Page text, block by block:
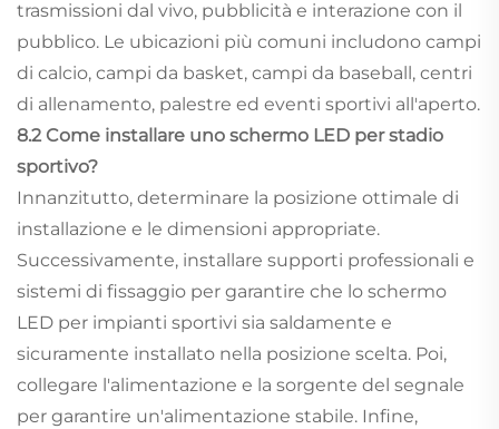
trasmissioni dal vivo, pubblicità e interazione con il
pubblico. Le ubicazioni più comuni includono campi
di calcio, campi da basket, campi da baseball, centri
di allenamento, palestre ed eventi sportivi all'aperto.
8.2 Come installare uno schermo LED per stadio
sportivo?
Innanzitutto, determinare la posizione ottimale di
installazione e le dimensioni appropriate.
Successivamente, installare supporti professionali e
sistemi di fissaggio per garantire che lo schermo
LED per impianti sportivi sia saldamente e
sicuramente installato nella posizione scelta. Poi,
collegare l'alimentazione e la sorgente del segnale
per garantire un'alimentazione stabile. Infine,